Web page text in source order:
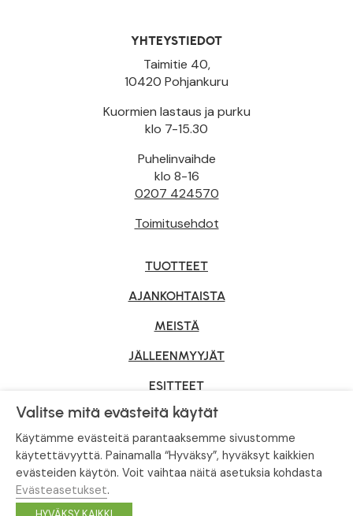
YHTEYSTIEDOT
Taimitie 40,
10420 Pohjankuru
Kuormien lastaus ja purku
klo 7-15.30
Puhelinvaihde
klo 8-16
0207 424570
Toimitusehdot
TUOTTEET
AJANKOHTAISTA
MEISTÄ
JÄLLEENMYYJÄT
ESITTEET
YRITYSMYYNTI
Tietosuojaseloste
Valitse mitä evästeitä käytät
Käytämme evästeitä parantaaksemme sivustomme
käytettävyyttä. Painamalla “Hyväksy”, hyväksyt kaikkien
evästeiden käytön. Voit vaihtaa näitä asetuksia kohdasta
Evästeasetukset.